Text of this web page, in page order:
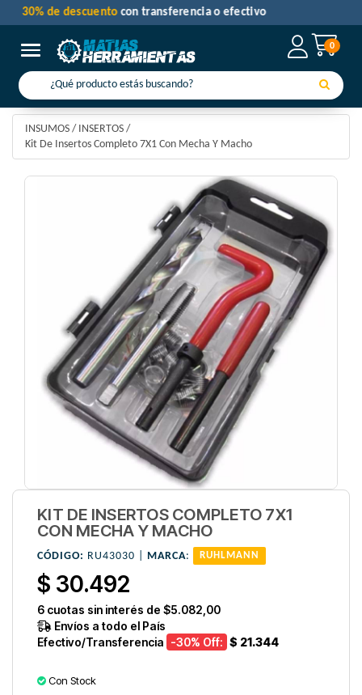
0
Toggle navigation
30% de descuentocon transferencia o efectivo
INSUMOS / INSERTOS /
Kit De Insertos Completo 7X1 Con Mecha Y Macho
KIT DE INSERTOS COMPLETO 7X1
CON MECHA Y MACHO
CÓDIGO: RU43030 | MARCA: RUHLMANN
$ 30.492
6 cuotas sin interés de $5.082,00
Envíos a todo el País
Efectivo/Transferencia -30% Off: $ 21.344
Con Stock